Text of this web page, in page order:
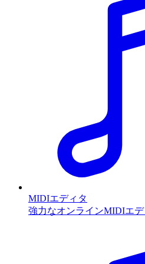
MIDIエディタ
強力なオンラインMIDIエデ